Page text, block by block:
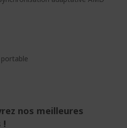
nos meilleures
!